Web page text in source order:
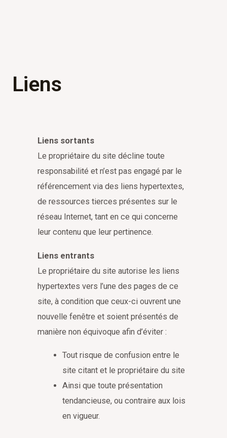
Liens
Liens sortants
Le propriétaire du site décline toute
responsabilité et n’est pas engagé par le
référencement via des liens hypertextes,
de ressources tierces présentes sur le
réseau Internet, tant en ce qui concerne
leur contenu que leur pertinence.
Liens entrants
Le propriétaire du site autorise les liens
hypertextes vers l’une des pages de ce
site, à condition que ceux-ci ouvrent une
nouvelle fenêtre et soient présentés de
manière non équivoque afin d’éviter :
Tout risque de confusion entre le
site citant et le propriétaire du site
Ainsi que toute présentation
tendancieuse, ou contraire aux lois
en vigueur.